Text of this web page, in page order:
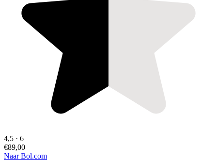
4,5 · 6
€89,00
Naar Bol.com